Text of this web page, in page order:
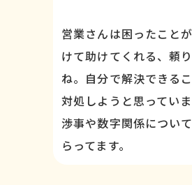
営業さんは困ったこと
けて助けてくれる、頼
ね。自分で解決できる
対処しようと思ってい
渉事や数字関係につい
らってます。